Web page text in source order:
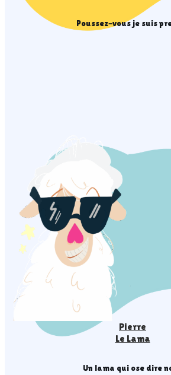
Poussez-vous je suis
Pierre
Le Lama
Un lama qui ose dire